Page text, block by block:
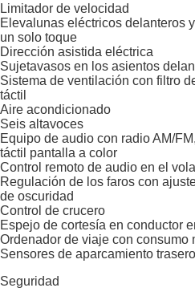
Limitador de velocidad
Elevalunas eléctricos delanteros
un solo toque
Dirección asistida eléctrica
Sujetavasos en los asientos
Sistema de ventilación con filtro
táctil
Aire acondicionado
Seis altavoces
Equipo de audio con radio AM/
táctil pantalla a color
Control remoto de audio en el
Regulación de los faros con
de oscuridad
Control de crucero
Espejo de cortesía en conductor
Ordenador de viaje con consumo
Sensores de aparcamiento
Seguridad